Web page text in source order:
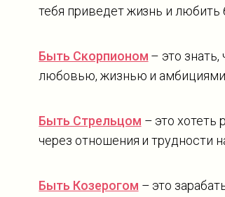
тебя приведет жизнь и любить
Быть Скорпионом – это
любовью, жизнью и амбициями
Быть Стрельцом – это хотеть
через отношения и трудности
Быть Козерогом – это